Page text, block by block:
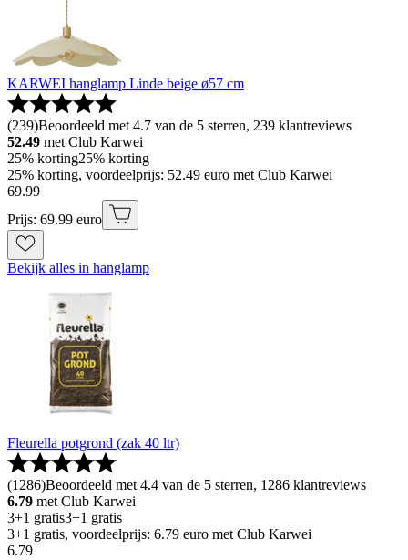
KARWEI hanglamp Linde beige ø57 cm
(239)Beoordeeld met 4.7 van de 5 sterren, 239 klantreviews
52.49 met Club Karwei
25% korting25% korting
25% korting, voordeelprijs: 52.49 euro met Club Karwei
69.99
Prijs: 69.99 euro
Bekijk alles in hanglamp
Fleurella potgrond (zak 40 ltr)
(1286)Beoordeeld met 4.4 van de 5 sterren, 1286 klantreviews
6.79 met Club Karwei
3+1 gratis3+1 gratis
3+1 gratis, voordeelprijs: 6.79 euro met Club Karwei
6.79